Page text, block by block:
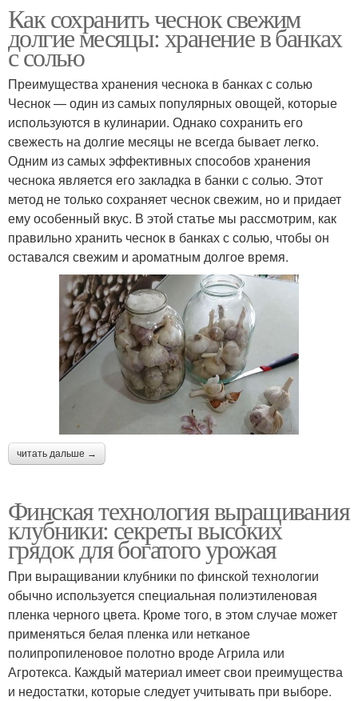
Как сохранить чеснок свежим
долгие месяцы: хранение в банках
с солью
Преимущества хранения чеснока в банках с солью
Чеснок — один из самых популярных овощей, которые
используются в кулинарии. Однако сохранить его
свежесть на долгие месяцы не всегда бывает легко.
Одним из самых эффективных способов хранения
чеснока является его закладка в банки с солью. Этот
метод не только сохраняет чеснок свежим, но и придает
ему особенный вкус. В этой статье мы рассмотрим, как
правильно хранить чеснок в банках с солью, чтобы он
оставался свежим и ароматным долгое время.
читать дальше →
Финская технология выращивания
клубники: секреты высоких
грядок для богатого урожая
При выращивании клубники по финской технологии
обычно используется специальная полиэтиленовая
пленка черного цвета. Кроме того, в этом случае может
применяться белая пленка или нетканое
полипропиленовое полотно вроде Агрила или
Агротекса. Каждый материал имеет свои преимущества
и недостатки, которые следует учитывать при выборе.